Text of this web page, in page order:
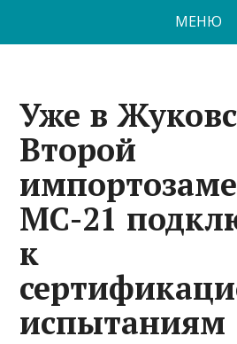
МЕНЮ
Уже в
Второй
МС-21
к
испытаниям